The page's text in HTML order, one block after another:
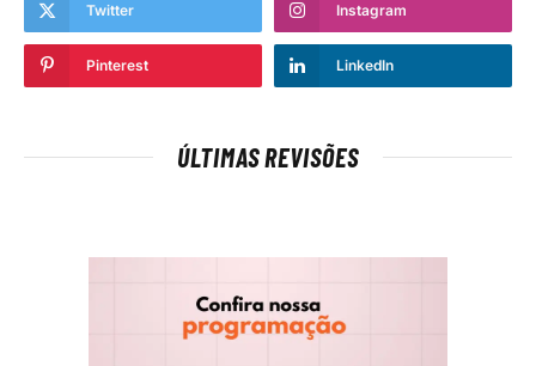
Twitter Instagram
Pinterest LinkedIn
ÚLTIMAS REVISÕES